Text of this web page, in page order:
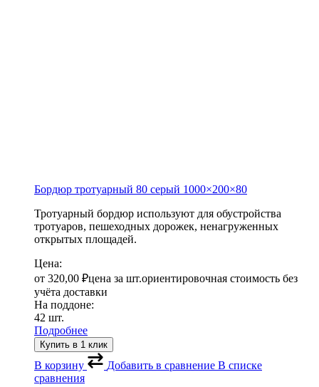
Бордюр тротуарный 80 серый 1000×200×80
Тротуарный бордюр используют для обустройства
тротуаров, пешеходных дорожек, ненагруженных
открытых площадей.
Цена:
от 320,00 ₽цена за шт.ориентировочная стоимость без
учёта доставки
На поддоне:
42 шт.
Подробнее
Купить в 1 клик
В корзину Добавить в сравнение В списке
сравнения